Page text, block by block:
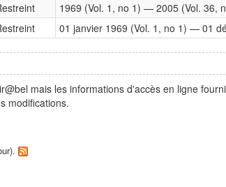
1969 (Vol. 1, no 1) — 2005 (Vol. 36,
01 janvier 1969 (Vol. 1, no 1) — 01
mais les informations d'accès en ligne
modifications.